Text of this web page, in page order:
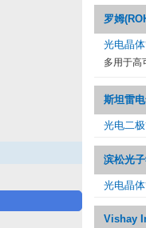
罗姆
光电晶
多用于高
斯坦雷
光电二
滨松光
光电晶
Vishay